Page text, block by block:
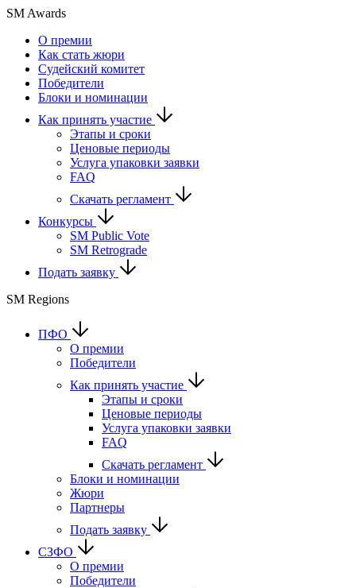
SM Awards
О премии
Как стать жюри
Судейский комитет
Победители
Блоки и номинации
Как принять участие
Этапы и сроки
Ценовые периоды
Услуга упаковки заявки
FAQ
Скачать регламент
Конкурсы
SM Public Vote
SM Retrograde
Подать заявку
SM Regions
ПФО
О премии
Победители
Как принять участие
Этапы и сроки
Ценовые периоды
Услуга упаковки заявки
FAQ
Скачать регламент
Блоки и номинации
Жюри
Партнеры
Подать заявку
СЗФО
О премии
Победители